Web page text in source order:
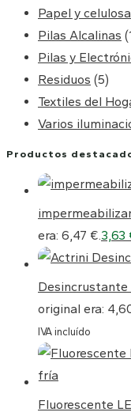
Papel y celulosa
Pilas Alcalinas
Pilas y
Residuos (5)
Textiles del
Varios
Productos
era: 6,47 €. 3,63
Desincrustante
original era:
IVA incluído
Fluorescente